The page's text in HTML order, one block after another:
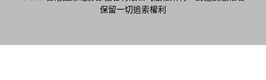
保留一切追索權利